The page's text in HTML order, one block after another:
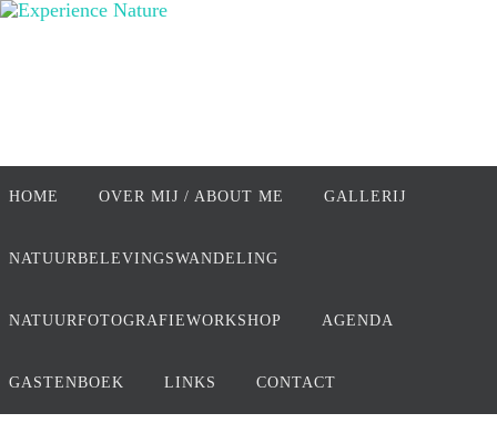
Ga
naar
deHOME OVER MIJ / ABOUT ME GALLERIJ
NATUURBELEVINGSWANDELING
NATUURFOTOGRAFIEWORKSHOP AGENDA
GASTENBOEK LINKS CONTACT